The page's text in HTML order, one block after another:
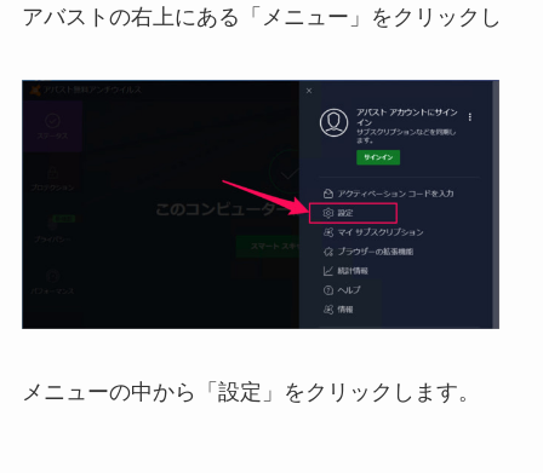
アバストの右上にある「メニュー」をクリックし
メニューの中から「設定」をクリックします。